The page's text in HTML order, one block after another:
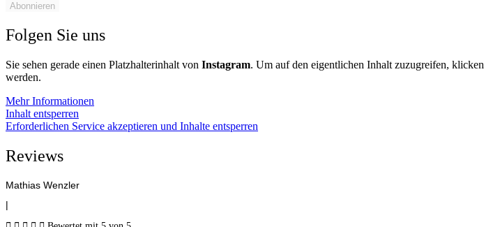
Abonnieren
Folgen Sie uns
Sie sehen gerade einen Platzhalterinhalt von Instagram. Um auf den eigentlichen Inhalt zuzugreifen,
werden.
Mehr Informationen
Inhalt entsperren
Erforderlichen Service akzeptieren und Inhalte entsperren
Reviews
Mathias Wenzler
|